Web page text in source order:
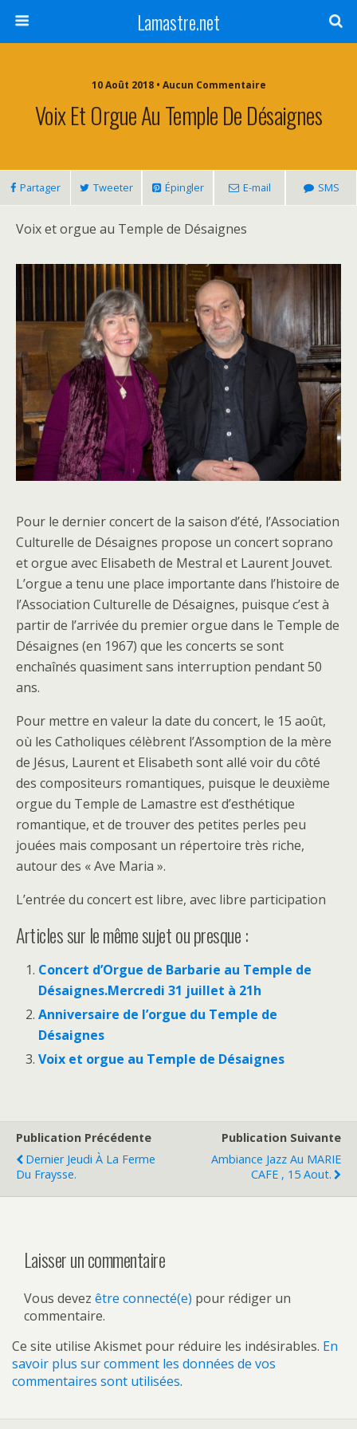
Lamastre.net
10 Août 2018 • Aucun Commentaire
Voix Et Orgue Au Temple De Désaignes
Partager Tweeter Épingler E-mail SMS
Voix et orgue au Temple de Désaignes
Pour le dernier concert de la saison d’été, l’Association
Culturelle de Désaignes propose un concert soprano
et orgue avec Elisabeth de Mestral et Laurent Jouvet.
L’orgue a tenu une place importante dans l’histoire de
l’Association Culturelle de Désaignes, puisque c’est à
partir de l’arrivée du premier orgue dans le Temple de
Désaignes (en 1967) que les concerts se sont
enchaînés quasiment sans interruption pendant 50
ans.
Pour mettre en valeur la date du concert, le 15 août,
où les Catholiques célèbrent l’Assomption de la mère
de Jésus, Laurent et Elisabeth sont allé voir du côté
des compositeurs romantiques, puisque le deuxième
orgue du Temple de Lamastre est d’esthétique
romantique, et de trouver des petites perles peu
jouées mais composant un répertoire très riche,
autour des « Ave Maria ».
L’entrée du concert est libre, avec libre participation
Articles sur le même sujet ou presque :
Concert d’Orgue de Barbarie au Temple de
Désaignes.Mercredi 31 juillet à 21h
Anniversaire de l’orgue du Temple de
Désaignes
Voix et orgue au Temple de Désaignes
Publication Précédente
Dernier Jeudi À La Ferme
Du Fraysse.
Publication Suivante
Ambiance Jazz Au MARIE
CAFE , 15 Aout.
Laisser un commentaire
Vous devez être connecté(e) pour rédiger un
commentaire.
Ce site utilise Akismet pour réduire les indésirables. En
savoir plus sur comment les données de vos
commentaires sont utilisées.